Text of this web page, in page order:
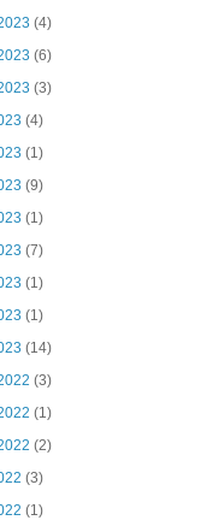
(4)
(6)
(3)
(4)
(1)
(9)
(1)
(7)
(1)
(1)
(14)
(3)
(1)
(2)
(3)
(1)